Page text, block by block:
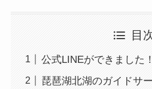
目
公式LINEができました！
琵琶湖北湖のガイドサ